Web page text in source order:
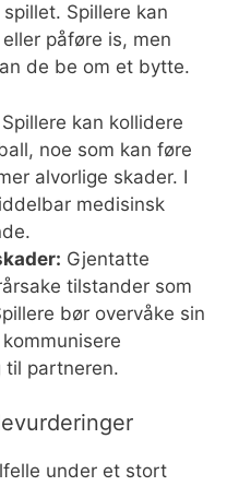
Spillere kan
påføre is, men
de be om et bytte.
Spillere kan kollidere
noe som kan føre
alvorlige skader. I
medisinsk
Gjentatte
tilstander som
bør overvåke sin
til partneren.
under et stort